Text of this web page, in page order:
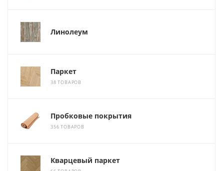
Линолеум
Паркет
38 ТОВАРОВ
Пробковые покрытия
356 ТОВАРОВ
Кварцевый паркет